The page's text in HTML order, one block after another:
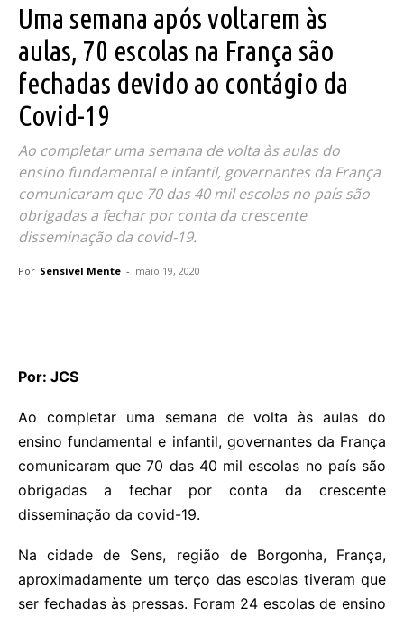
Uma semana após voltarem às
aulas, 70 escolas na França são
fechadas devido ao contágio da
Covid-19
Ao completar uma semana de volta às aulas do
ensino fundamental e infantil, governantes da França
comunicaram que 70 das 40 mil escolas no país são
obrigadas a fechar por conta da crescente
disseminação da covid-19.
Por Sensível Mente - maio 19, 2020
Por: JCS
Ao completar uma semana de volta às aulas do
ensino fundamental e infantil, governantes da França
comunicaram que 70 das 40 mil escolas no país são
obrigadas a fechar por conta da crescente
disseminação da covid-19.
Na cidade de Sens, região de Borgonha, França,
aproximadamente um terço das escolas tiveram que
ser fechadas às pressas. Foram 24 escolas de ensino